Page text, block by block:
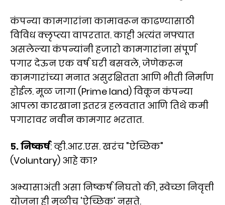
कंपन्या कामगारांना कामावरून काढण्यासाठी
विविध क्लृप्त्या वापरतात. काही अत्यंत नफ्यात
असलेल्या कंपन्यांनी हजारो कामगारांना संपूर्ण
पगार देऊन एक वर्ष घरी बसवले, जेणेकरून
कामगारांच्या मनात असुरक्षितता आणि भीती निर्माण
होईल. मूळ जागा (Prime land) विकून कंपन्या
आपला कारखाना इतरत्र हलवतात आणि तिथे कमी
पगारावर नवीन कामगार भरतात.
५. निष्कर्ष: व्ही.आर.एस. खरंच "ऐच्छिक"
(Voluntary) आहे का?
अभ्यासाअंती असा निष्कर्ष निघतो की, स्वेच्छा निवृत्ती
योजना ही मुळीच 'ऐच्छिक' नसते.